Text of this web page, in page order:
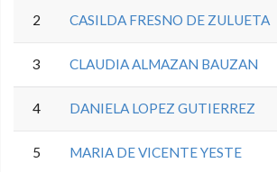
2 CASILDA FRESNO DE ZULUETA
3 CLAUDIA ALMAZAN BAUZAN
4 DANIELA LOPEZ GUTIERREZ
5 MARIA DE VICENTE YESTE